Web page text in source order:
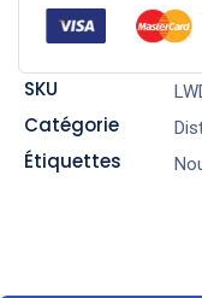
SKU
Catégorie
Étiquettes